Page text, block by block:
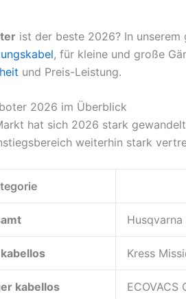
ist der beste 2026? In unserem
, für kleine und große
und Preis-Leistung.
2026 im Überblick
hat sich 2026 stark
weiterhin stark
Husqvarna
Kress
kabellos ECOVACS